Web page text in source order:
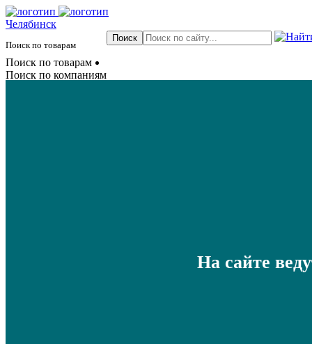
Челябинск
Поиск по товарам
Поиск по товарам
Поиск по компаниям
На сайте